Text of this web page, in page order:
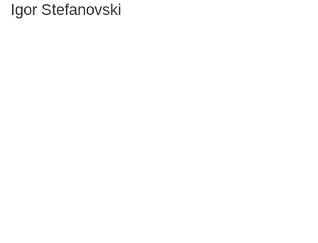
Igor Stefanovski